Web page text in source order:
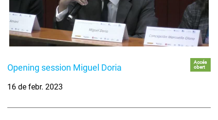
Opening session Miguel Doria
Accés
obert
16 de febr. 2023